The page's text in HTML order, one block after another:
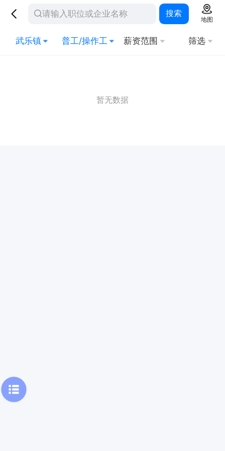
搜索
地图
武乐镇 普工/操作工 薪资范围 筛选
暂无数据